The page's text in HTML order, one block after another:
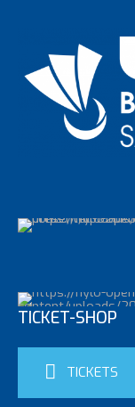
TICKET-SHOP
TICKETS